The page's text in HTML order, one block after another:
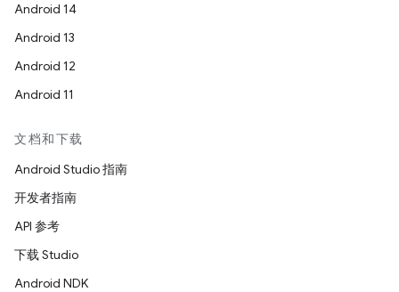
Android 14
Android 13
Android 12
Android 11
文档和下载
Android Studio 指南
开发者指南
API 参考
下载 Studio
Android NDK